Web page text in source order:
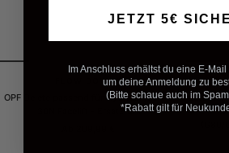
FLOW DOWN®
OPF Delete passend für Hyundai I30N &
I30N Facelift - Ersatzrohr
Carbon
JETZT 5€
Im Anschluss erhältst du eine E-Mail
um deine Anmeldung zu
(Bitte schaue auch im
*Rabatt gilt für